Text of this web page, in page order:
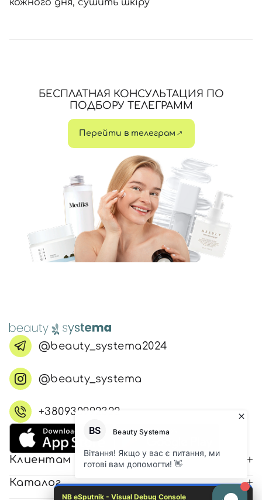
кожного дня, сушить шкіру
БЕСПЛАТНАЯ КОНСУЛЬТАЦИЯ ПО
ПОДБОРУ ТЕЛЕГРАММ
Перейти в телеграм
@beauty_systema2024
@beauty_systema
+380930992322
Клиентам
Каталог
NB eSputnik - Visual Debug Console